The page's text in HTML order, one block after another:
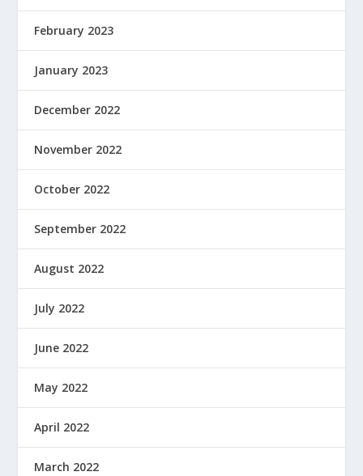
February 2023
January 2023
December 2022
November 2022
October 2022
September 2022
August 2022
July 2022
June 2022
May 2022
April 2022
March 2022